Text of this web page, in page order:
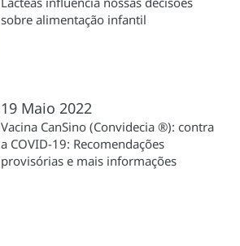
sobre alimentação infantil
19 Maio 2022
Vacina CanSino (Convidecia ®): contra
a COVID-19: Recomendações
provisórias e mais informações